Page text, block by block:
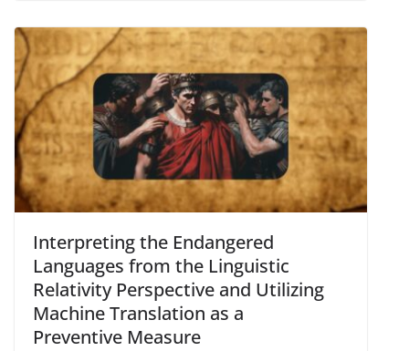
Interpreting the Endangered
Languages from the Linguistic
Relativity Perspective and Utilizing
Machine Translation as a
Preventive Measure